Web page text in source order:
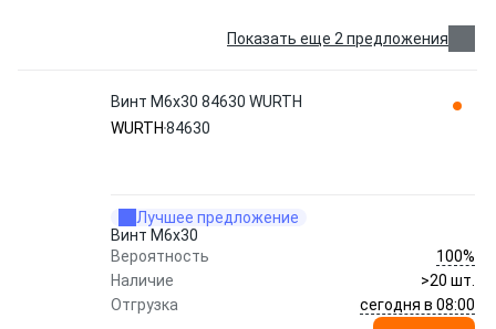
Показать еще 2 предложения
Винт M6x30 84630 WURTH
WURTH 84630
Лучшее предложение
Винт M6x30
Вероятность
100%
Наличие
>20 шт.
Отгрузка
сегодня в 08:00